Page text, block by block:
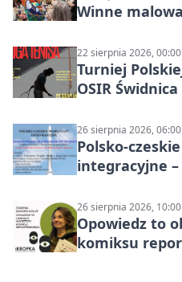
Winne
22 sierpnia 2026, 00:00
Turniej
OSIR Świdnica
26 sierpnia 2026, 06:00
Polsko-
integracyjne
26 sierpnia 2026, 10:00
Opowiedz to
komiksu